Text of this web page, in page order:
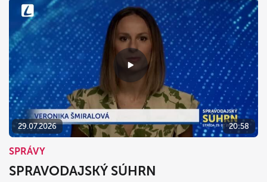
29.07.2026 20:58
SPRÁVY
SPRAVODAJSKÝ SÚHRN